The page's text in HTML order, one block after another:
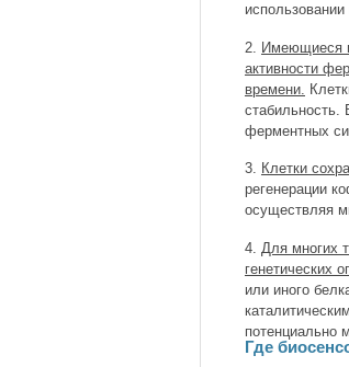
2.
Имеющиеся
активности
времени.
стабильность.
ферментных
3. Клетки
регенерации
осуществляя
4. Для многих
генетических
или иного
потенциально
Где